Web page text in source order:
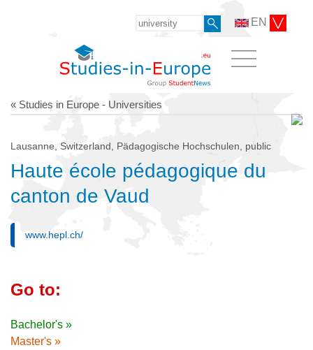
EN
« Studies in Europe - Universities
Lausanne, Switzerland, Pädagogische Hochschulen, public
Haute école pédagogique du
canton de Vaud
www.hepl.ch/
Go to:
Bachelor's »
Master's »